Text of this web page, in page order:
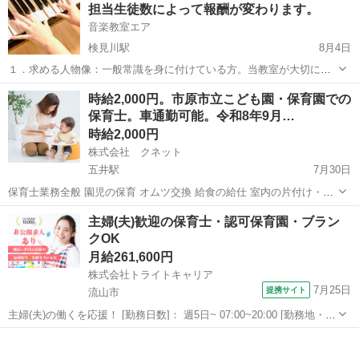
曜日の全日、もしくは都合の合う...
担当生徒数によって報酬が変わります。
音楽教室エア
検見川駅
8月4日
１．求める人物像：一般常識を身に付けている方。当教室が大切にし
ている「生徒の『したい』『やりたい』を尊重する」「生徒の音楽的
な自立を促す」などに共感していただける方。 ２．勤務曜日：月曜日
の午前、木・金・日曜日の全日、...
千葉 千葉市 検見川駅 教育
時給2,000円。市原市立こども園・保育園での
保育士。車通勤可能。令和8年9月…
時給2,000円
株式会社 クネット
五井駅
7月30日
保育士業務全般 園児の保育 オムツ交換 給食の給仕 室内の片付け・清
掃など お便り帳などの記入 その他保育に付随する業務
市原市 五井駅 保育士
主婦(夫)歓迎の保育士・認可保育園・ブラン
クOK
月給261,600円
株式会社トライトキャリア
流山市
提携サイト 7月25日
主婦(夫)の働くを応援！ [勤務日数]： 週5日~ 07:00~20:00 [勤務地・最
寄駅]： 千葉県流山市駒木台118-1 非公開 初石駅自動車5分／流山おお